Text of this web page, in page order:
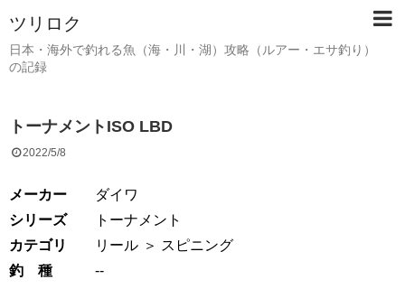
ツリロク
日本・海外で釣れる魚（海・川・湖）攻略（ルアー・エサ釣り）
の記録
トーナメントISO LBD
2022/5/8
メーカー
ダイワ
シリーズ
トーナメント
カテゴリ
リール ＞ スピニング
釣 種
--